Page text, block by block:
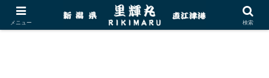
メニュー 検索